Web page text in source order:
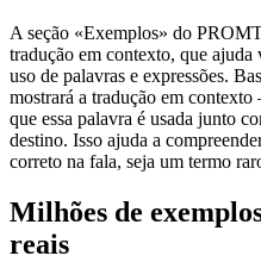
A seção «Exemplos» do
tradução em contexto, que ajuda
uso de palavras e expressões.
mostrará a tradução em
que essa palavra é usada junto
destino. Isso ajuda a
correto na fala, seja um termo
Milhões de
reais